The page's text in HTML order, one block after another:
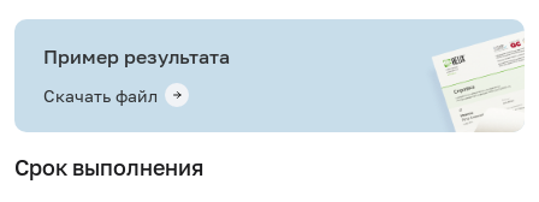
Пример результата
Скачать файл
Срок выполнения